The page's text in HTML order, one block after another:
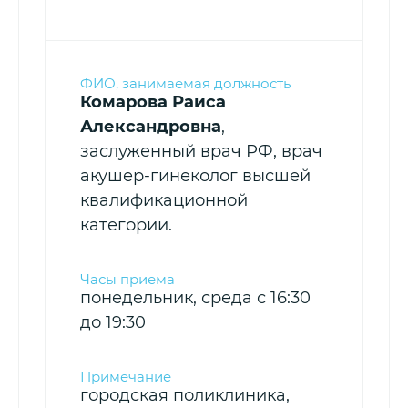
Комарова Раиса
Александровна,
заслуженный врач РФ, врач
акушер-гинеколог высшей
квалификационной
категории.
понедельник, среда с 16:30
до 19:30
городская поликлиника,